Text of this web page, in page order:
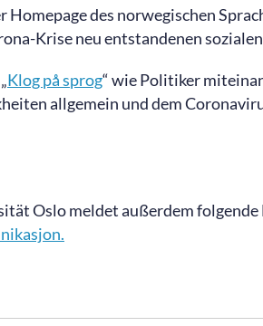
des norwegischen
Krise neu entstandenen
Klog på sprog“ wie Politiker
allgemein und dem
Oslo meldet außerdem